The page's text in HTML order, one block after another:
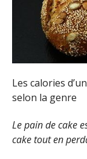
Les calories
selon la genre
Le pain de cake
cake tout en